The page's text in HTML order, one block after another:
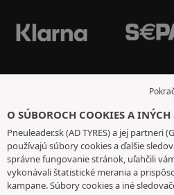
O SÚBOROCH COOKIES A INÝCH
Pneuleader.sk (AD TYRES) a jej partneri
používajú súbory cookies a ďalšie
správne fungovanie stránok, uľahčili
vykonávali štatistické merania a
kampane. Súbory cookies a iné